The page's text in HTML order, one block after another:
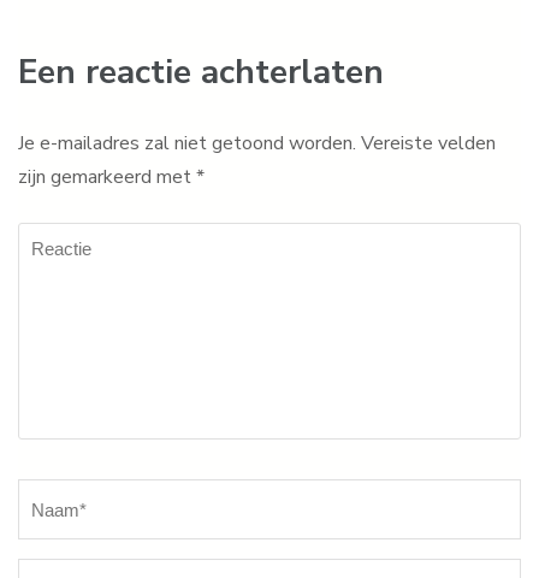
Een reactie achterlaten
Je e-mailadres zal niet getoond worden. Vereiste velden
zijn gemarkeerd met*
Reactie